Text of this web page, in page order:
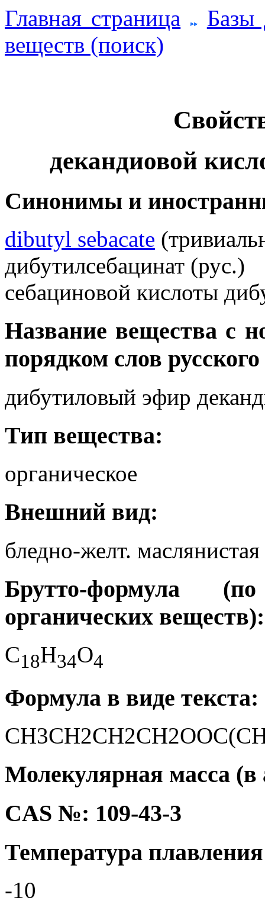
Главная страница
Базы
веществ (поиск)
декандиовой
Синонимы и
dibutyl sebacate
дибутилсебацинат (рус.)
себациновой кислоты
Название вещества с
порядком слов
дибутиловый эфир
Тип вещества:
органическое
Внешний вид:
бледно-желт.
Брутто-формула
органических веществ):
C18H34O4
Формула в виде текста:
Молекулярная масса (в
CAS №: 109-43-3
Температура
-10